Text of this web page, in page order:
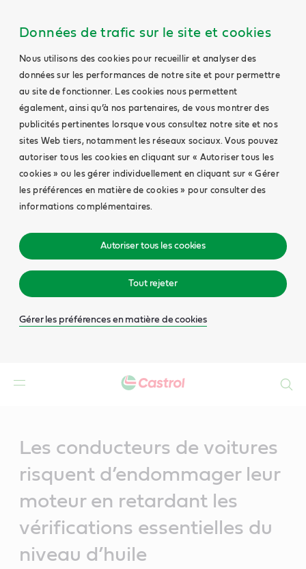
Données de trafic sur le site et cookies
Nous utilisons des cookies pour recueillir et analyser des
données sur les performances de notre site et pour permettre
au site de fonctionner. Les cookies nous permettent
également, ainsi qu’à nos partenaires, de vous montrer des
publicités pertinentes lorsque vous consultez notre site et nos
sites Web tiers, notamment les réseaux sociaux. Vous pouvez
autoriser tous les cookies en cliquant sur « Autoriser tous les
cookies » ou les gérer individuellement en cliquant sur « Gérer
les préférences en matière de cookies » pour consulter des
informations complémentaires.
Autoriser tous les cookies
Tout rejeter
Gérer les préférences en matière de cookies
Les conducteurs de voitures
risquent d’endommager leur
moteur en retardant les
vérifications essentielles du
niveau d’huile